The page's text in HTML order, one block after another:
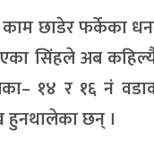
छाडेर फर्केका
सिंहले अब
१४ र १६ नं
हुनथालेका छन् ।